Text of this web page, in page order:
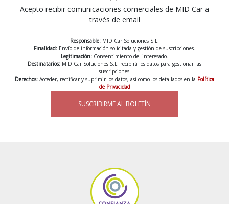
Acepto recibir comunicaciones comerciales de MID Car a
través de email
Responsable: MID Car Soluciones S.L.
Finalidad: Envío de información solicitada y gestión de suscripciones.
Legitimación: Consentimiento del interesado.
Destinatarios: MID Car Soluciones S.L. recibirá los datos para gestionar las
suscripciones.
Derechos: Acceder, rectificar y suprimir los datos, así como los detallados en la Política
de Privacidad
SUSCRIBIRME AL BOLETÍN